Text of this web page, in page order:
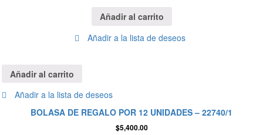
Añadir al carrito
Añadir a la lista de deseos
Añadir al carrito
Añadir a la lista de deseos
BOLASA DE REGALO POR 12 UNIDADES – 22740/1
$5,400.00